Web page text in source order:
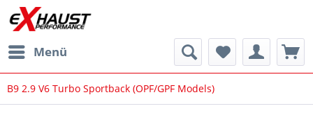
Menü
B9 2.9 V6 Turbo Sportback (OPF/GPF Models)